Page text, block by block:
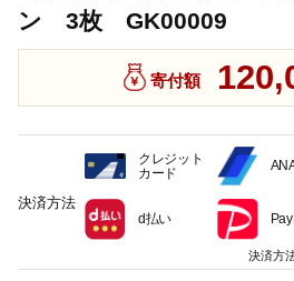
ン 3枚 GK00009
寄付額
決済方法
クレジット
カード
d払い
決済方